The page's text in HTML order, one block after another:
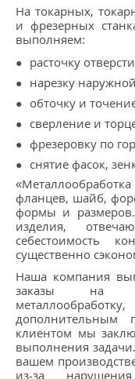
На токарных,
и фрезерных
выполняем:
расточку
нарезку
обточку и
сверление и
фрезеровку по
снятие фасок,
фланцев, шайб,
формы и
изделия,
себестоимость
существенно
Наша компания
заказы на
дополнительным
клиентом мы
выполнения
вашем
из-за